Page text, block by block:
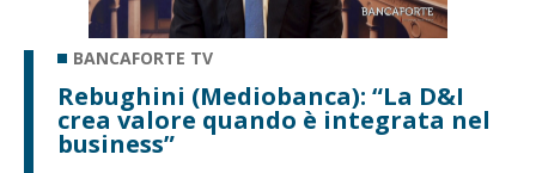
BANCAFORTE TV
Rebughini (Mediobanca): “La D&I
crea valore quando è integrata nel
business”